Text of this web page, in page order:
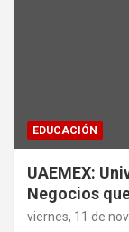
EDUCACIÓN
UAEMEX:
Negocios
viernes, 11 de